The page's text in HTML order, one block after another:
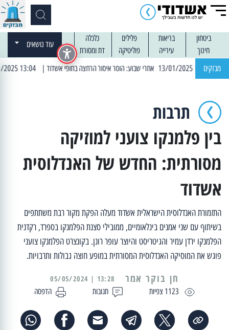
ביטחון בריאות פלילים
כלכלה
חינוך
עירייה פוליטיקה דת ומסורת
עוד נושאים
מבזקים | 13:04 14/01/2025 עובדים בלילות: עבודות קרצוף וריבוד אספלט
תרבות
בין פלמנקו צועני למוזיקה
מסורתית: החדש של האנדלוסית
אשדוד
התזמורת האנדלוסית הישראלית אשדוד מעלה הפקת מקור רבת משתתפים
בשיתוף עם שני אמנים בינלאומיים, ממובילי סצנת הפלמנקו בספרד, רקדנית
הפלמנקו ירדן עמיר והגיטריסט והיוצר עופר רונן. בקונצרט הפלמנקו צועני
פוגש את המוסיקה האנדלוסית המסורתית במופע חוצה גבולות ותרבויות.
1123 צפיות תגובות הדפסה
13:28 | 05/05/2024